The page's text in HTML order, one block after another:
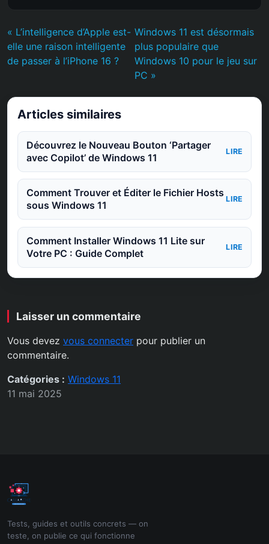
« L’intelligence d’Apple est-
elle une raison intelligente
de passer à l’iPhone 16 ?
Windows 11 est désormais
plus populaire que
Windows 10 pour le jeu sur
PC »
Articles similaires
Découvrez le Nouveau Bouton ‘Partager
avec Copilot’ de Windows 11
LIRE
Comment Trouver et Éditer le Fichier Hosts
sous Windows 11
LIRE
Comment Installer Windows 11 Lite sur
Votre PC : Guide Complet
LIRE
Laisser un commentaire
Vous devez vous connecter pour publier un
commentaire.
Catégories : Windows 11
11 mai 2025
Tests, guides et outils concrets — on
teste, on publie ce qui fonctionne